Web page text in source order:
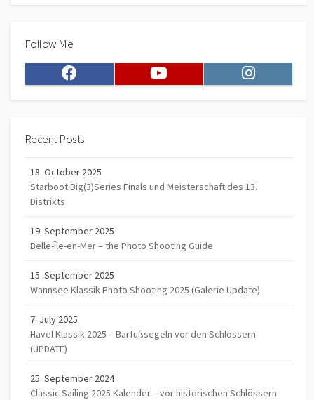
Follow Me
Facebook Instagram
Recent Posts
18. October 2025
Starboot Big(3)Series Finals und Meisterschaft des 13.
Distrikts
19. September 2025
Belle-Île-en-Mer – the Photo Shooting Guide
15. September 2025
Wannsee Klassik Photo Shooting 2025 (Galerie Update)
7. July 2025
Havel Klassik 2025 – Barfußsegeln vor den Schlössern
(UPDATE)
25. September 2024
Classic Sailing 2025 Kalender – vor historischen Schlössern